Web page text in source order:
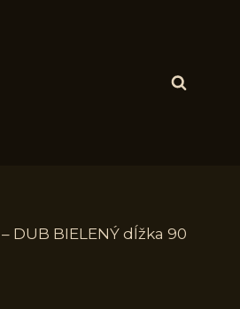
DUB BIELENÝ dĺžka 90